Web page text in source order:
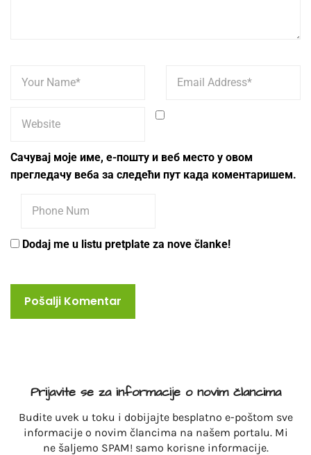
Сачувај моје име, е-пошту и веб место у овом
прегледачу веба за следећи пут када коментаришем.
Dodaj me u listu pretplate za nove članke!
Prijavite se za informacije o novim člancima
Budite uvek u toku i dobijajte besplatno e-poštom sve
informacije o novim člancima na našem portalu. Mi
ne šaljemo SPAM! samo korisne informacije.